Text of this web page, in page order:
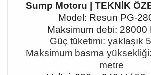
Sump Motoru | TEKNİK
Model: Resun PG-
Maksimum debi: 28000
Güç tüketimi: yaklaşık
Maksimum basma yüksekliğ
metre